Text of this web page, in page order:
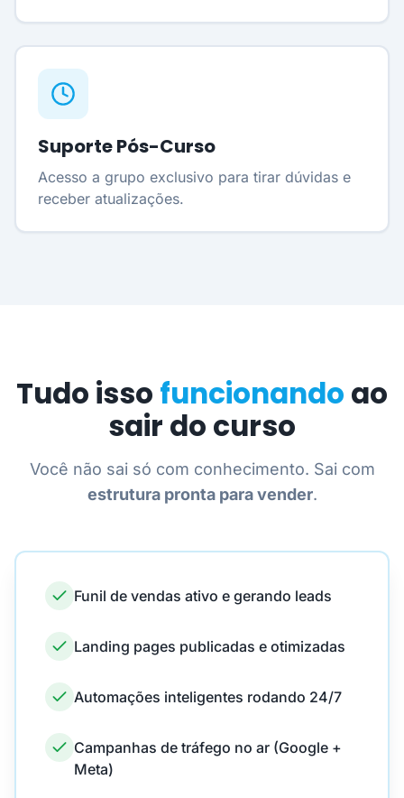
Suporte Pós-Curso
Acesso a grupo exclusivo para tirar dúvidas e
receber atualizações.
Tudo isso funcionando ao
sair do curso
Você não sai só com conhecimento. Sai com
estrutura pronta para vender.
Funil de vendas ativo e gerando leads
Landing pages publicadas e otimizadas
Automações inteligentes rodando 24/7
Campanhas de tráfego no ar (Google +
Meta)